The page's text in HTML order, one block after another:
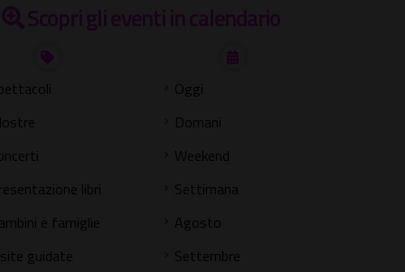
Scopri gli eventi in calendario
libri
e famiglie
guidate
Oggi
Domani
Weekend
Settimana
Agosto
Settembre